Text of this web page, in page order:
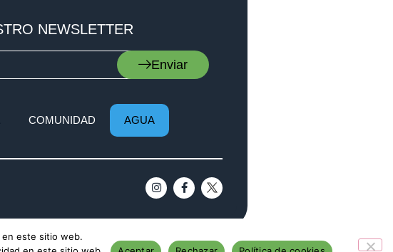
NEWSLETTER
Enviar
COMUNIDAD AGUA
en este sitio web.